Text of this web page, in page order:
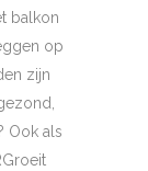
balkon
op
zijn
Ook als